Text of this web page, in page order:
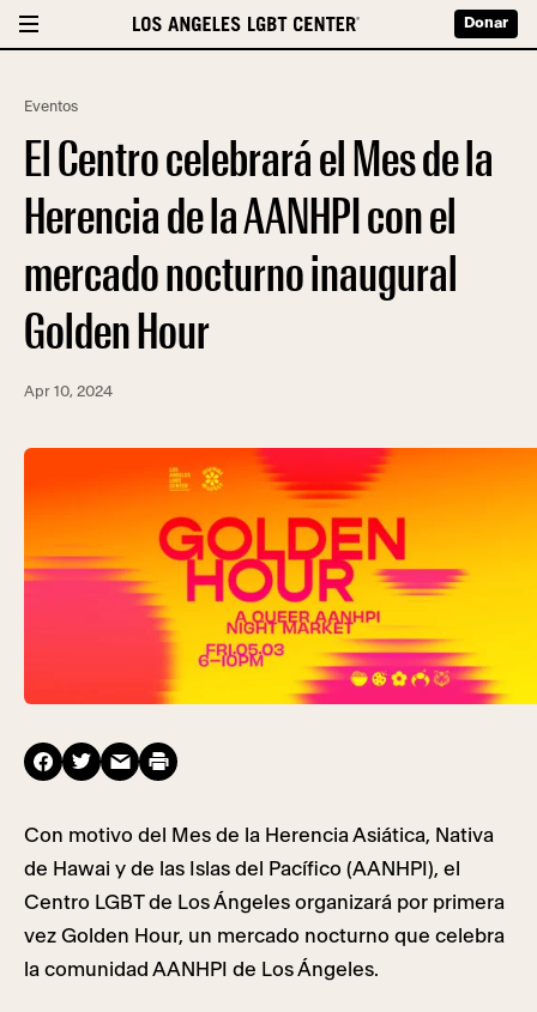
Donar
Eventos
El Centro celebrará el Mes de la
Herencia de la AANHPI con el
mercado nocturno inaugural
Golden Hour
Apr 10, 2024
Con motivo del Mes de la Herencia Asiática, Nativa
de Hawai y de las Islas del Pacífico (AANHPI), el
Centro LGBT de Los Ángeles organizará por primera
vez Golden Hour, un mercado nocturno que celebra
la comunidad AANHPI de Los Ángeles.